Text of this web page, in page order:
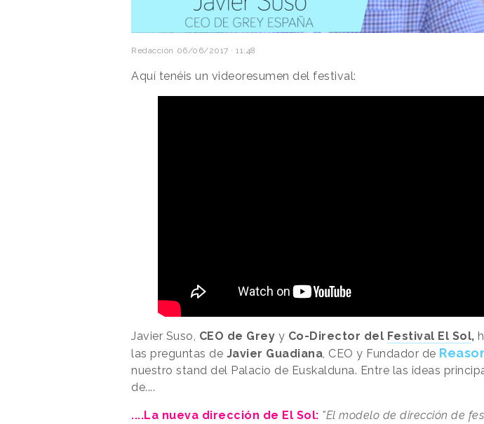
Redacción 06/06/2017 · 11:48
Aquí tenéis un videoresumen del festival:
Javier Suso, CEO de Grey y Co-Director del Festival El Sol,
las preguntas de Javier Guadiana , CEO y Fundador de
nuestro stand del Palacio de Euskalduna. Entre las ideas
de....
....La nueva dirección de El Sol: "El modelo de dirección de